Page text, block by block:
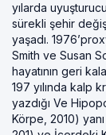
yılarda
sürekli şehir
yaşadı.
Smith ve Susan
hayatının geri
197 yılında kalp
yazdığı Ve
Körpe, 2010)